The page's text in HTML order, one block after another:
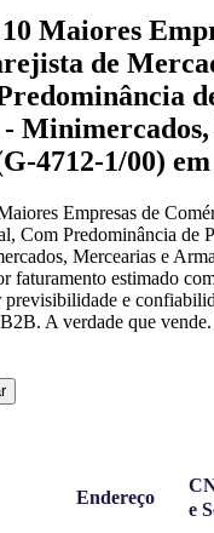
Maiores
de
4712-1/00)
Empresas de
Com Predominância de
Mercearias e
faturamento estimado
previsibilidade e
A verdade que vende.
Endereço
e